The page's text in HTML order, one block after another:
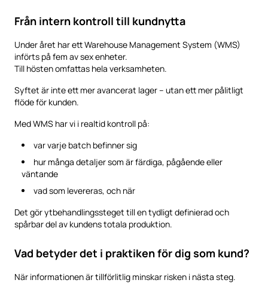
Från intern kontroll till kundnytta
Under året har ett Warehouse Management System (WMS)
införts på fem av sex enheter.
Till hösten omfattas hela verksamheten.
Syftet är inte ett mer avancerat lager – utan ett mer pålitligt
flöde för kunden.
Med WMS har vi i realtid kontroll på:
var varje batch befinner sig
hur många detaljer som är färdiga, pågående eller
väntande
vad som levereras, och när
Det gör ytbehandlingssteget till en tydligt definierad och
spårbar del av kundens totala produktion.
Vad betyder det i praktiken för dig som kund?
När informationen är tillförlitlig minskar risken i nästa steg.